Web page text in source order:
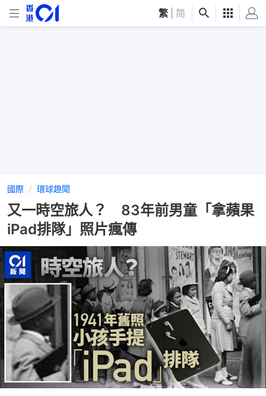
繁 简
國際 環球趣聞
又一時空旅人？ 83年前男童「拿蘋果
iPad排隊」照片瘋傳